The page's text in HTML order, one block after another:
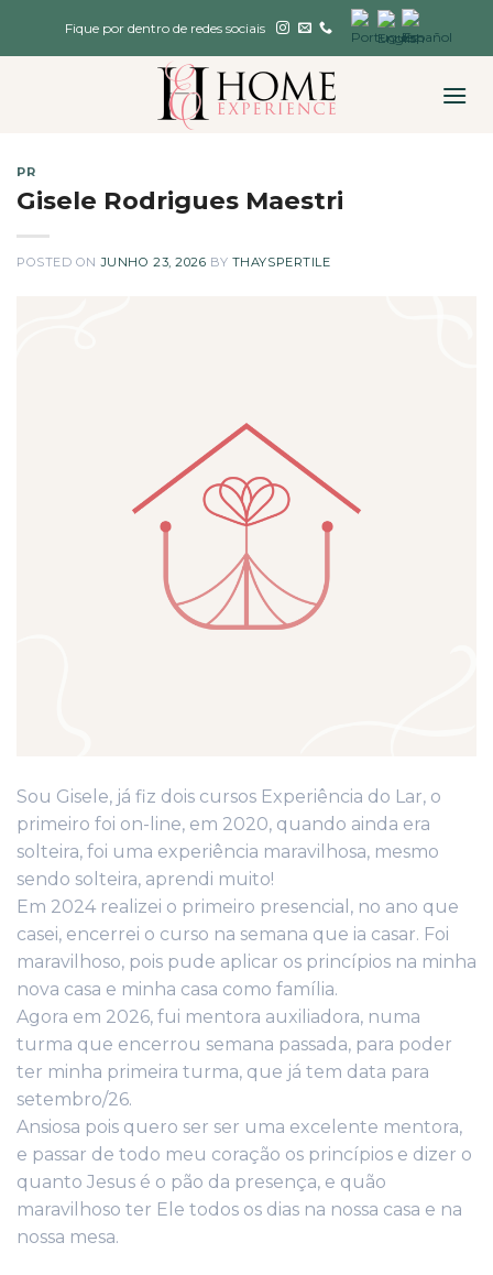
Fique por dentro de redes sociais
PR
Gisele Rodrigues Maestri
POSTED ONJUNHO 23, 2026 BY THAYSPERTILE
Sou Gisele, já fiz dois cursos Experiência do Lar, o
primeiro foi on-line, em 2020, quando ainda era
solteira, foi uma experiência maravilhosa, mesmo
sendo solteira, aprendi muito!
Em 2024 realizei o primeiro presencial, no ano que
casei, encerrei o curso na semana que ia casar. Foi
maravilhoso, pois pude aplicar os princípios na minha
nova casa e minha casa como família.
Agora em 2026, fui mentora auxiliadora, numa
turma que encerrou semana passada, para poder
ter minha primeira turma, que já tem data para
setembro/26.
Ansiosa pois quero ser ser uma excelente mentora,
e passar de todo meu coração os princípios e dizer o
quanto Jesus é o pão da presença, e quão
maravilhoso ter Ele todos os dias na nossa casa e na
nossa mesa.